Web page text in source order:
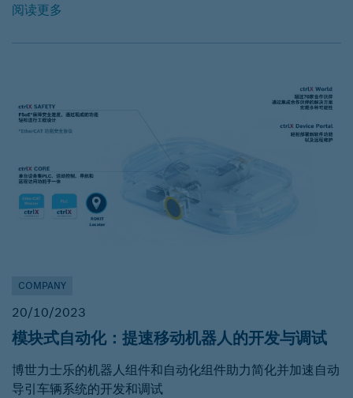
阅读更多
COMPANY
20/10/2023
模块式自动化：提速移动机器人的开发与调试
博世力士乐的机器人组件和自动化组件助力简化并加速自动
导引车辆系统的开发和调试